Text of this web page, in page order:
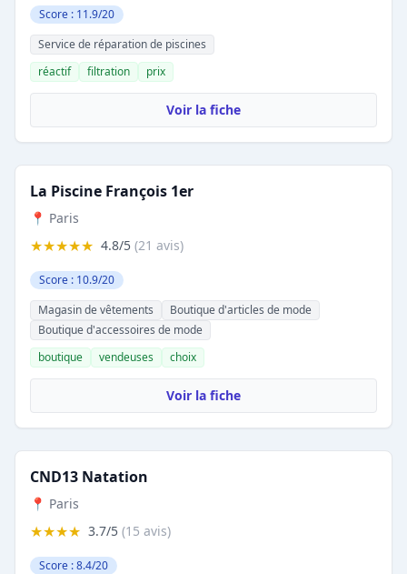
Score : 11.9/20
Service de réparation de piscines
réactif
filtration prix
Voir la fiche
La Piscine François 1er
📍 Paris
★★★★★ 4.8/5 (21 avis)
Score : 10.9/20
Magasin de vêtements
Boutique d'articles de mode
Boutique d'accessoires de mode
boutique
vendeuses choix
Voir la fiche
CND13 Natation
📍 Paris
★★★★ 3.7/5 (15 avis)
Score : 8.4/20